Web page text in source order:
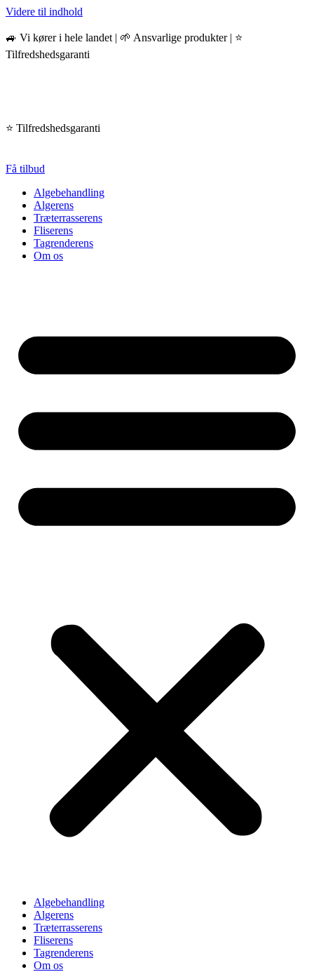
Videre til indhold
🚙 Vi kører i hele landet | 🌱 Ansvarlige produkter | ⭐️
Tilfredshedsgaranti
⭐️ Tilfredshedsgaranti
Få tilbud
Algebehandling
Algerens
Træterrasserens
Fliserens
Tagrenderens
Om os
Algebehandling
Algerens
Træterrasserens
Fliserens
Tagrenderens
Om os